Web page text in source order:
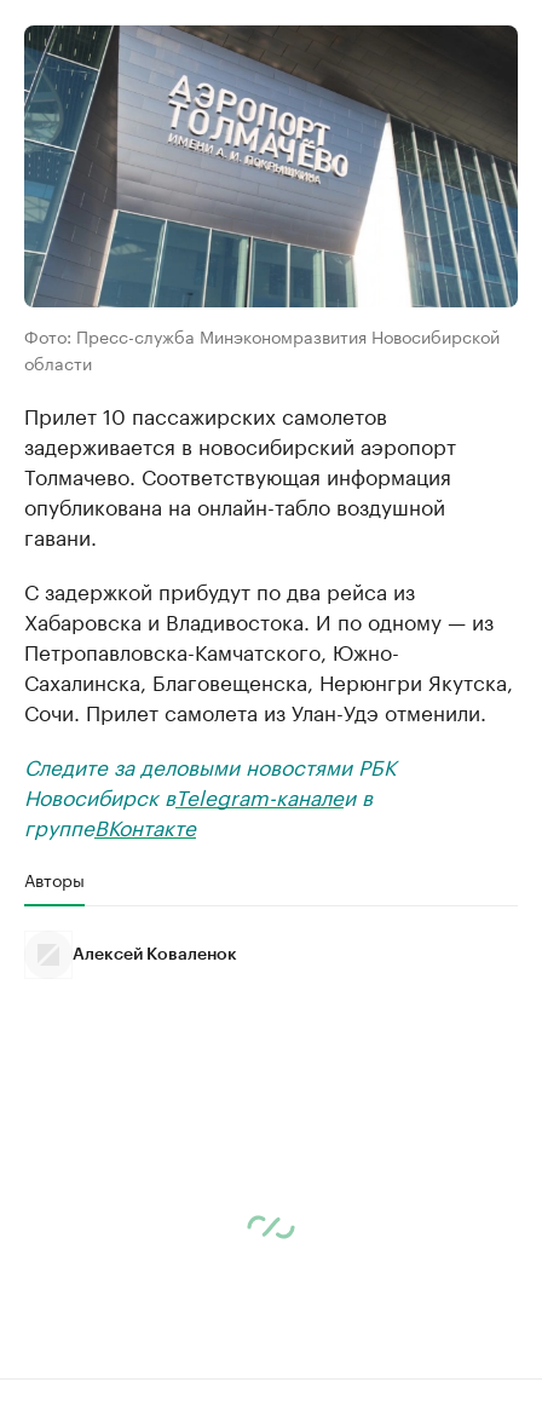
Фото: Пресс-служба Минэкономразвития Новосибирской
области
Прилет 10 пассажирских самолетов
задерживается в новосибирский аэропорт
Толмачево. Соответствующая информация
опубликована на онлайн-табло воздушной
гавани.
С задержкой прибудут по два рейса из
Хабаровска и Владивостока. И по одному — из
Петропавловска-Камчатского, Южно-
Сахалинска, Благовещенска, Нерюнгри Якутска,
Сочи. Прилет самолета из Улан-Удэ отменили.
Следите за деловыми новостями РБК
Новосибирск вTelegram-каналеи в
группеВКонтакте
Авторы
Алексей Коваленок